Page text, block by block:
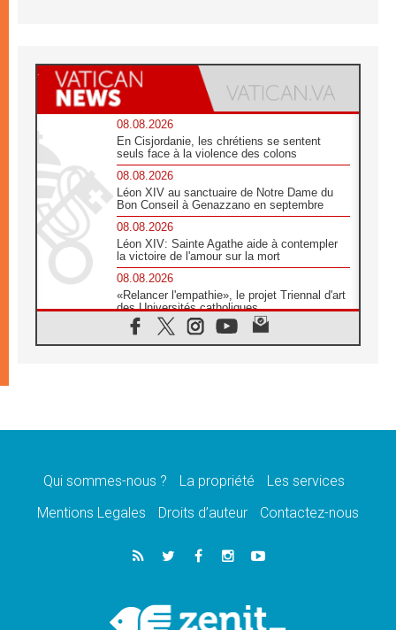
08.08.2026
En Cisjordanie, les chrétiens se sentent
seuls face à la violence des colons
08.08.2026
Léon XIV au sanctuaire de Notre Dame du
Bon Conseil à Genazzano en septembre
08.08.2026
Léon XIV: Sainte Agathe aide à contempler
la victoire de l'amour sur la mort
08.08.2026
«Relancer l'empathie», le projet Triennal d'art
des Universités catholiques
08.08.2026
Signis 2026, donner la parole aux religieuses
07.08.2026
07.08.2026
de l'Assomption et mémoire nationale
«La paix commence par l'empathie» estime
le cardinal Parolin
En Colombie, «la paix ne s'achète pas avec
une signature»
Qui sommes-nous ? La propriété
Les services
Mentions Legales
Droits d’auteur Contactez-nous